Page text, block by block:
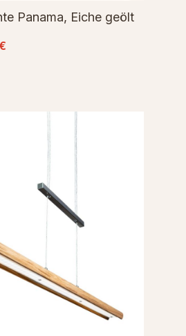
Panama, Eiche geölt